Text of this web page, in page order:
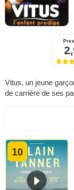
Vitus, un jeune
de carrière de ses
10